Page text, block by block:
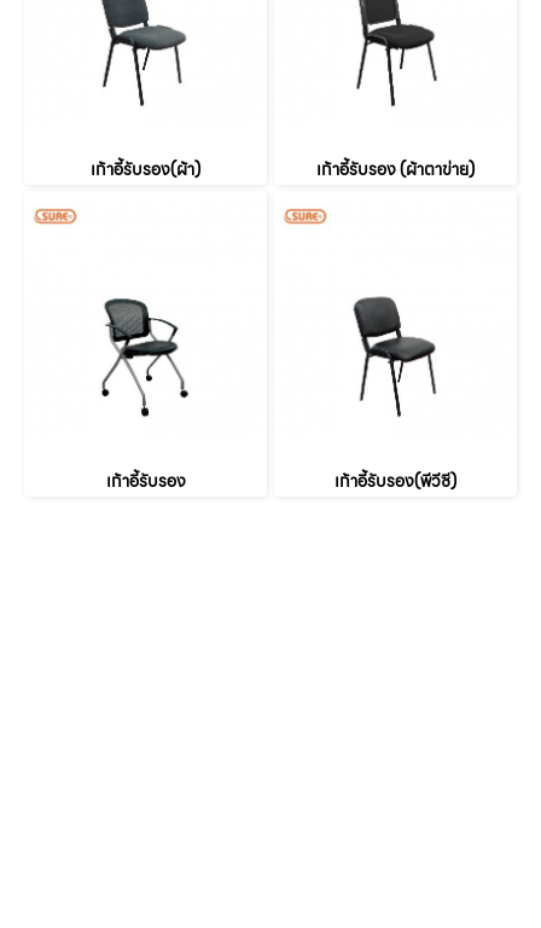
เก้าอี้รับรอง(ผ้า) เก้าอี้รับรอง (ผ้าตาข่าย)
เก้าอี้รับรอง เก้าอี้รับรอง(พีวีซี)